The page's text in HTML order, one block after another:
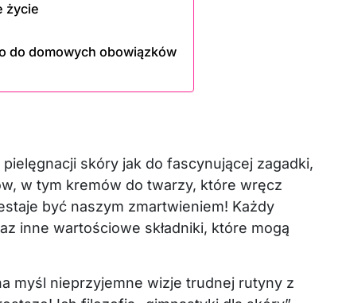
życie
do domowych obowiązków
skóry jak do fascynującej zagadki,
w tym kremów do twarzy, które wręcz
być naszym zmartwieniem! Każdy
inne wartościowe składniki, które mogą
myśl nieprzyjemne wizje trudnej rutyny z